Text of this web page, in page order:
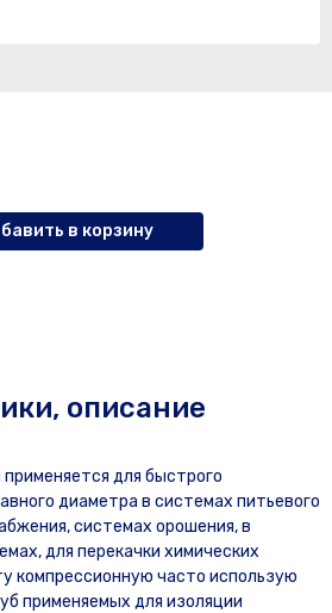
в корзину
описание
для быстрого
диаметра в системах питьевого
системах орошения, в
для перекачки химических
компрессионную часто использую
применяемых для изоляции